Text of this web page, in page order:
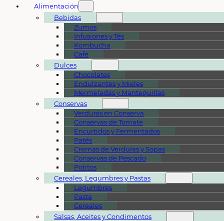
Alimentación
Bebidas
Zumos
Infusiones y Tés
Kombucha
Café
Dulces
Chocolates
Endulzantes y Mieles
Mermeladas y Mantequillas
Conservas
Verduras en Conserva
Conservas de Tomate
Encurtidos y Fermentados
Patés
Cremas de Verduras y Sopas
Conservas de Pescado
Potitos
Cereales, Legumbres y Pastas
Legumbres
Pasta
Cereales
Salsas, Aceites y Condimentos